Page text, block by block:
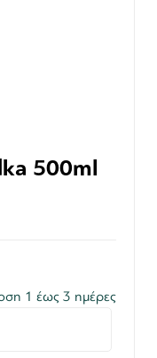
500ml
1 έως 3 ημέρες